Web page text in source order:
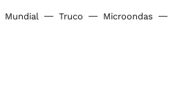
Mundial Truco Microondas